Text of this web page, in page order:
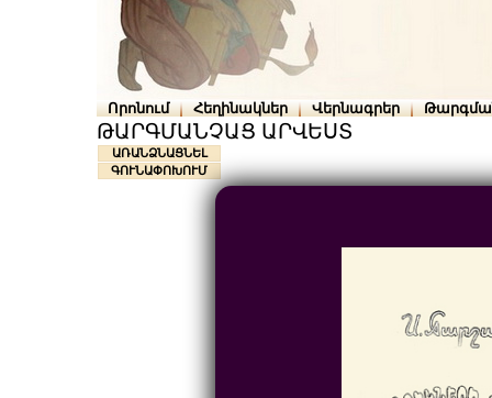
Որոնում Հեղինակներ Վերնագրեր
ԹԱՐԳՄԱՆՉԱՑ ԱՐՎԵՍՏ
ԱՌԱՆՁՆԱՑՆԵԼ
ԳՈՒՆԱՓՈԽՈՒՄ